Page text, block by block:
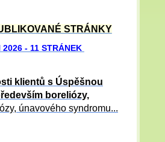
STRÁNKY
2026 - 11 STRÁNEK
klientů s Úspěšnou
boreliózy,
únavového syndromu...